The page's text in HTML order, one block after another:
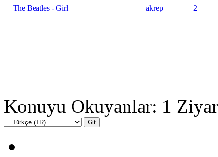
The Beatles - Girl akrep 2
Konuyu Okuyanlar: 1